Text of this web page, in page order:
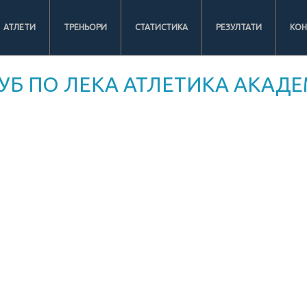
АТЛЕТИ ТРЕНЬОРИ СТАТИСТИКА РЕЗУЛТАТИ
ПО ЛЕКА АТЛЕТИКА